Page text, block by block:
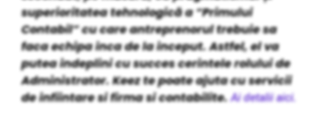
superioritatea tehnologică a “Primului
Contabil” cu care antreprenorul trebuie sa
faca echipa inca de la inceput. Astfel, el va
putea indeplini cu succes cerintele rolului de
Administrator. Keez te poate ajuta cu servicii
de infiintare si firma si contabilite.Ai detalii aici.